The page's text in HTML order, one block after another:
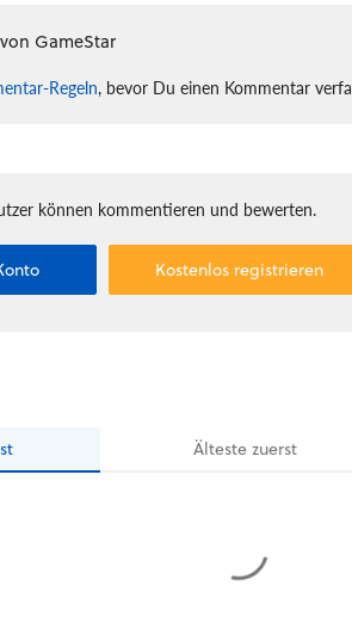
GameStar
Regeln, bevor Du einen Kommentar
können kommentieren und bewerten.
Kostenlos registrieren
Ältestezuerst